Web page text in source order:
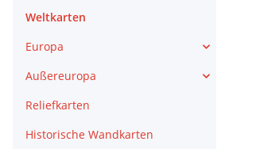
Weltkarten
Europa
Außereuropa
Reliefkarten
Historische Wandkarten